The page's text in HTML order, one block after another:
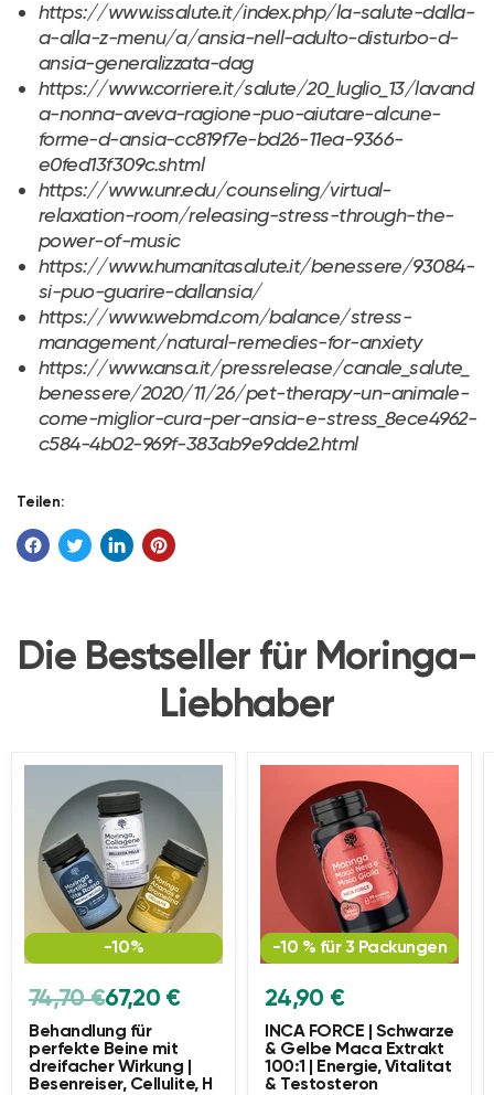
https://www.issalute.it/index.php/la-salute-dalla-
a-alla-z-menu/a/ansia-nell-adulto-disturbo-d-
ansia-generalizzata-dag
https://www.corriere.it/salute/20_luglio_13/lavand
a-nonna-aveva-ragione-puo-aiutare-alcune-
forme-d-ansia-cc819f7e-bd26-11ea-9366-
e0fed13f309c.shtml
https://www.unr.edu/counseling/virtual-
relaxation-room/releasing-stress-through-the-
power-of-music
https://www.humanitasalute.it/benessere/93084-
si-puo-guarire-dallansia/
https://www.webmd.com/balance/stress-
management/natural-remedies-for-anxiety
https://www.ansa.it/pressrelease/canale_salute_
benessere/2020/11/26/pet-therapy-un-animale-
come-miglior-cura-per-ansia-e-stress_8ece4962-
c584-4b02-969f-383ab9e9dde2.html
Teilen:
Die Bestseller für Moringa-
Liebhaber
-10%
Ursprünglicher
Preis
74,70 €Aktueller
Preis
67,20 €
Behandlung für
perfekte Beine mit
dreifacher Wirkung |
Besenreiser, Cellulite, H
-10 % für 3 Packungen
24,90 €
INCA FORCE | Schwarze
& Gelbe Maca Extrakt
100:1 | Energie, Vitalitat
& Testosteron